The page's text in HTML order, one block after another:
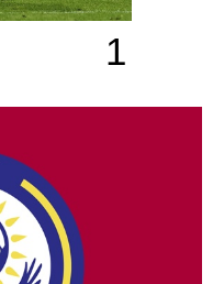
1